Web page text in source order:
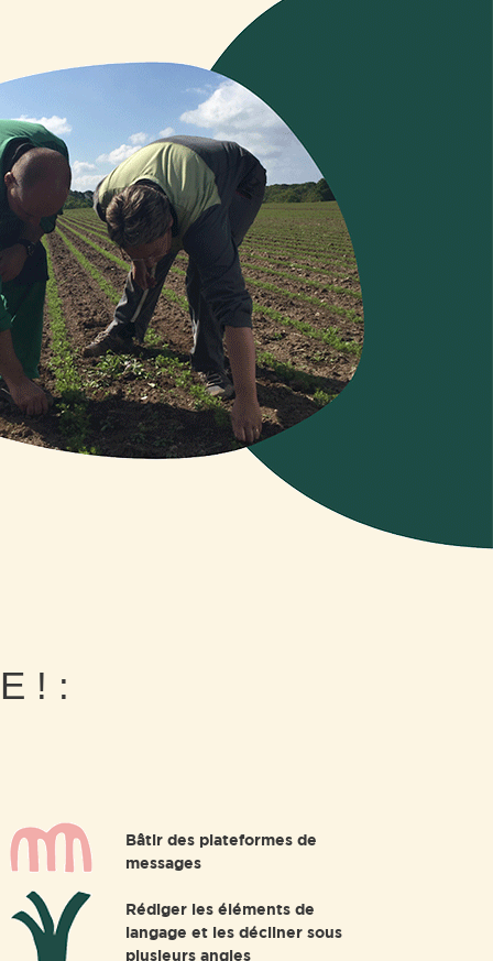
! :
Bâtir des plateformes de
messages
Rédiger les éléments de
langage et les décliner sous
plusieurs angles